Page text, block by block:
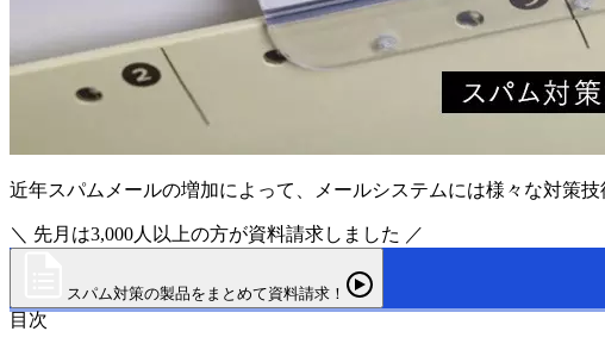
近年スパムメールの増加によって、メールシステムには様々な対策
＼ 先月は3,000人以上の方が資料請求しました ／
スパム対策の製品をまとめて資料請求！
目次